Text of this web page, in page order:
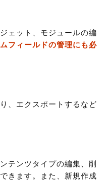
ェット、モジュールの編
フィールドの管理にも必
、エクスポートするなど
テンツタイプの編集、削
きます。また、新規作成